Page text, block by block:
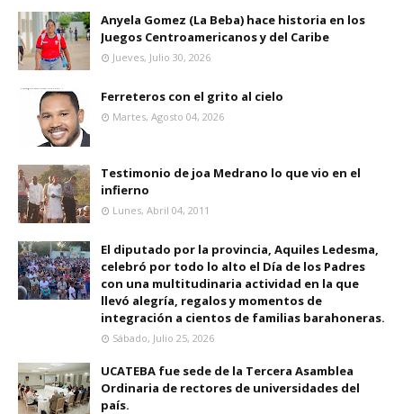
Anyela Gomez (La Beba) hace historia en los
Juegos Centroamericanos y del Caribe
Jueves, Julio 30, 2026
Ferreteros con el grito al cielo
Martes, Agosto 04, 2026
Testimonio de joa Medrano lo que vio en el
infierno
Lunes, Abril 04, 2011
El diputado por la provincia, Aquiles Ledesma,
celebró por todo lo alto el Día de los Padres
con una multitudinaria actividad en la que
llevó alegría, regalos y momentos de
integración a cientos de familias barahoneras.
Sábado, Julio 25, 2026
UCATEBA fue sede de la Tercera Asamblea
Ordinaria de rectores de universidades del
país.